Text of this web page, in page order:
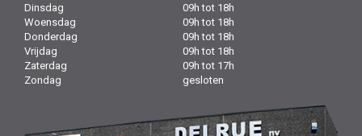
Dinsdag
09h tot 18h
Woensdag
09h tot 18h
Donderdag
09h tot 18h
Vrijdag
09h tot 18h
Zaterdag
09h tot 17h
Zondag
gesloten